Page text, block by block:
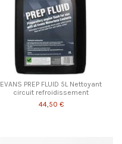
EVANS PREP FLUID 5L Nettoyant
circuit refroidissement
44,50 €